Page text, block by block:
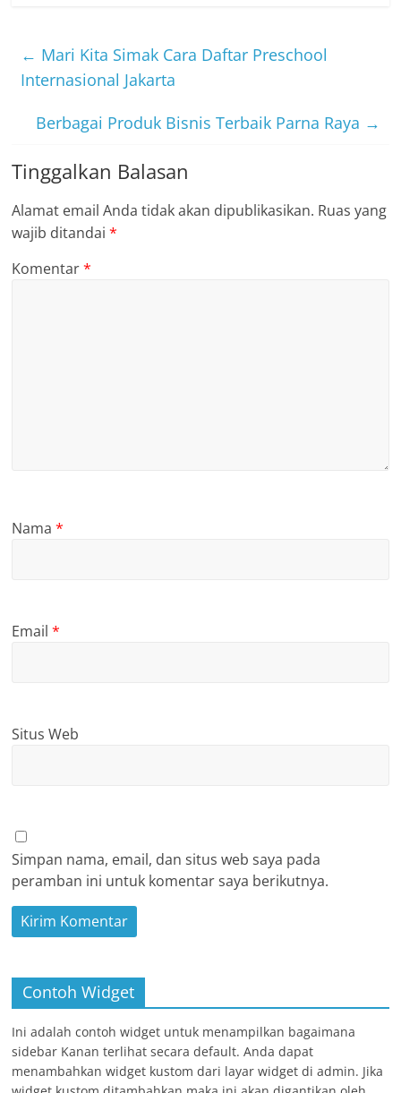
← Mari Kita Simak Cara Daftar Preschool
Internasional Jakarta
Berbagai Produk Bisnis Terbaik Parna Raya →
Tinggalkan Balasan
Alamat email Anda tidak akan dipublikasikan. Ruas yang
wajib ditandai*
Komentar*
Nama*
Email*
Situs Web
Simpan nama, email, dan situs web saya pada
peramban ini untuk komentar saya berikutnya.
Contoh Widget
Ini adalah contoh widget untuk menampilkan bagaimana
sidebar Kanan terlihat secara default. Anda dapat
menambahkan widget kustom dari layar widget di admin. Jika